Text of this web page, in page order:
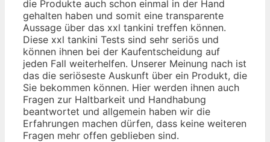
die Produkte auch schon einmal in der Hand
gehalten haben und somit eine transparente
Aussage über das xxl tankini treffen können.
Diese xxl tankini Tests sind sehr seriös und
können ihnen bei der Kaufentscheidung auf
jeden Fall weiterhelfen. Unserer Meinung nach ist
das die seriöseste Auskunft über ein Produkt, die
Sie bekommen können. Hier werden ihnen auch
Fragen zur Haltbarkeit und Handhabung
beantwortet und allgemein haben wir die
Erfahrungen machen dürfen, dass keine weiteren
Fragen mehr offen geblieben sind.